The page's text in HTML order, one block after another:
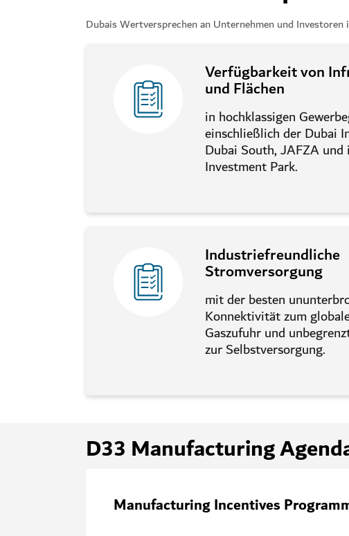
Dubais Wertversprechen an Unternehmen und
Verfügbarkeit von
und Flächen
in hochklassigen
einschließlich der Dubai
Dubai South, JAFZA und
Investment Park.
Industriefreundliche
Stromversorgung
mit der besten
Konnektivität zum
Gaszufuhr und
zur Selbstversorgung.
D33 Manufacturing
Manufacturing Incentives